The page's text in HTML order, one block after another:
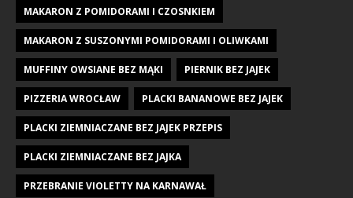
MAKARON Z POMIDORAMI I CZOSNKIEM
MAKARON Z SUSZONYMI POMIDORAMI I OLIWKAMI
MUFFINY OWSIANE BEZ MĄKI PIERNIK BEZ JAJEK
PIZZERIA WROCŁAW PLACKI BANANOWE BEZ JAJEK
PLACKI ZIEMNIACZANE BEZ JAJEK PRZEPIS
PLACKI ZIEMNIACZANE BEZ JAJKA
PRZEBRANIE VIOLETTY NA KARNAWAŁ